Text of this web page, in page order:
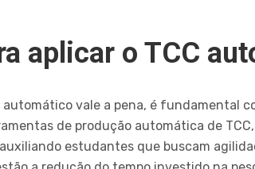
aplicar o TCC
automático vale a pena, é fundamental
de produção automática de
estudantes que buscam